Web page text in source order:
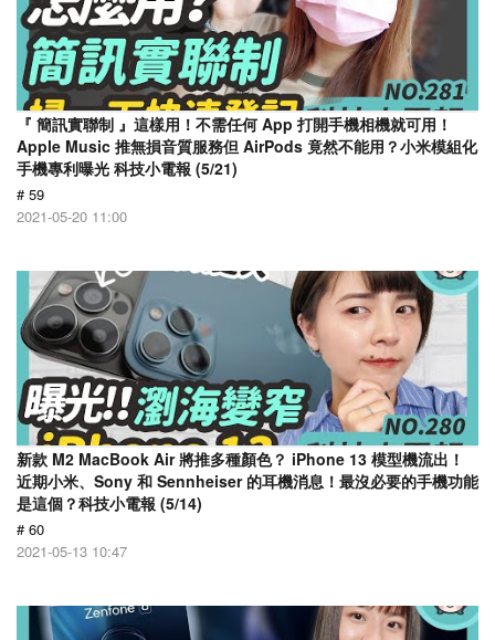
『 簡訊實聯制 』這樣用！不需任何 App 打開手機相機就可用！
Apple Music 推無損音質服務但 AirPods 竟然不能用？小米模組化
手機專利曝光 科技小電報 (5/21)
# 59
2021-05-20 11:00
新款 M2 MacBook Air 將推多種顏色？ iPhone 13 模型機流出！
近期小米、Sony 和 Sennheiser 的耳機消息！最沒必要的手機功能
是這個？科技小電報 (5/14)
# 60
2021-05-13 10:47